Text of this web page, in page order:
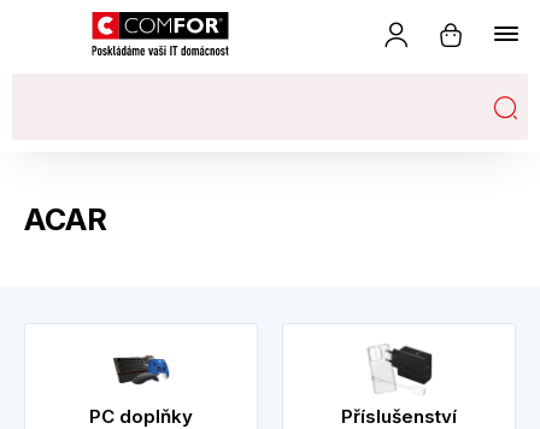
ACAR
PC doplňky Příslušenství